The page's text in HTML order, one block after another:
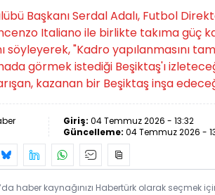
Başkanı Serdal Adalı, Futbol
Italiano ile birlikte takıma güç
söyleyerek, "Kadro yapılanmasını
görmek istediği Beşiktaş'ı
kazanan bir Beşiktaş inşa
Giriş: 04 Temmuz 2026 - 13:32
Güncelleme: 04 Temmuz 2026 -
haber kaynağınızı Habertürk olarak seçmek